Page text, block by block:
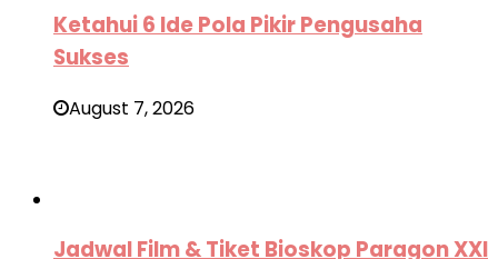
Ketahui 6 Ide Pola Pikir Pengusaha
Sukses
August 7, 2026
Jadwal Film & Tiket Bioskop Paragon XXI